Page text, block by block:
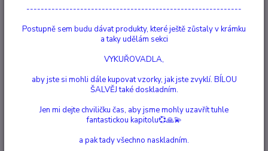
mají vynikající kvalitu a jsou doporučovány hlavně pro obsah
tento fyziologický roztok nenahradí. Proto se tak výrazně spraví
zdravotní stav všech zvířat, která přešla z granulované na
syrovou, či vařenou stravu.
kočkamyš. Maso, vnitřnosti(srdce, játra, ledviny,
------------------------------------------------------------
Postupně sem budu dávat produkty, které ještě zůstaly v krámku
a taky udělám sekci
VYKUŘOVADLA,
aby jste si mohli dále kupovat vzorky, jak jste zvyklí. BÍLOU
ŠALVĚJ také doskladním.
Jen mi dejte chviličku čas, aby jsme mohly uzavřít tuhle
fantastickou kapitolu💞🙏💫
a pak tady všechno naskladním.